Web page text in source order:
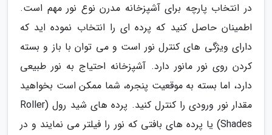
در انتخاب پارچه برای آشپزخانه مدرن نوع نور مهم است.
اطمینان حاصل کنید که پرده ای را انتخاب نموده اید که
دارای ویژگی های کنترل نور است و می توان با باز و بسته
کردن روی نور مانور دارد. آشپزخانه احتیاج به نور طبیعی
دارد، اما بسته به موقعیت پنجره، شما ممکن است بخواهید
مقدار نور ورودی را کنترل کنید. پرده های شید رول (Roller
Shades) یا پرده های بافتی که نور را فیلتر می نمایند و در